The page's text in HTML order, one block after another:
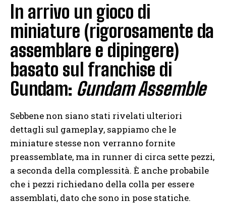
In arrivo un gioco di
miniature (rigorosamente da
assemblare e dipingere)
basato sul franchise di
Gundam: Gundam Assemble
Sebbene non siano stati rivelati ulteriori
dettagli sul gameplay, sappiamo che le
miniature stesse non verranno fornite
preassemblate, ma in runner di circa sette pezzi,
a seconda della complessità. È anche probabile
che i pezzi richiedano della colla per essere
assemblati, dato che sono in pose statiche.